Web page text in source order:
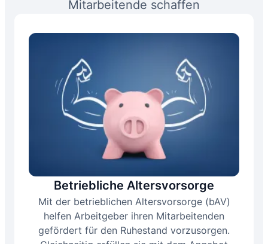
Mitarbeitende schaffen​
Betriebliche Altersvorsorge
Mit der betrieblichen Altersvorsorge (bAV)
helfen Arbeitgeber ihren Mitarbeitenden
gefördert für den Ruhestand vorzusorgen.